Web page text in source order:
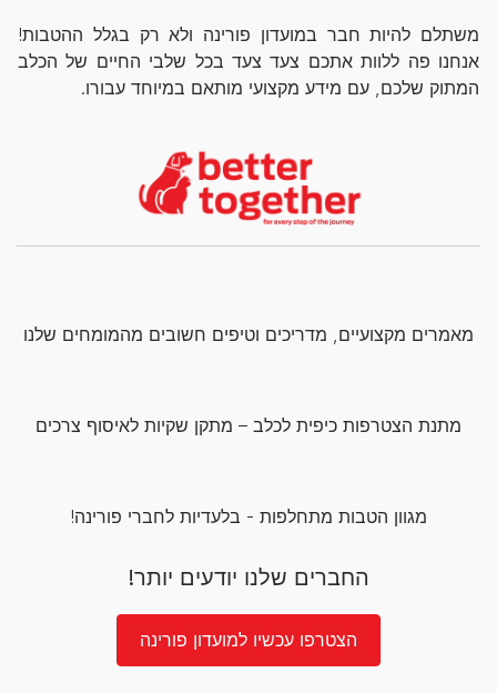
משתלם להיות חבר במועדון פורינה ולא רק בגלל ההטבות!
אנחנו פה ללוות אתכם צעד צעד בכל שלבי החיים של הכלב
המתוק שלכם, עם מידע מקצועי מותאם במיוחד עבורו.
מאמרים מקצועיים, מדריכים וטיפים חשובים מהמומחים שלנו
מתנת הצטרפות כיפית לכלב – מתקן שקיות לאיסוף צרכים
מגוון הטבות מתחלפות - בלעדיות לחברי פורינה!
החברים שלנו יודעים יותר!
הצטרפו עכשיו למועדון פורינה